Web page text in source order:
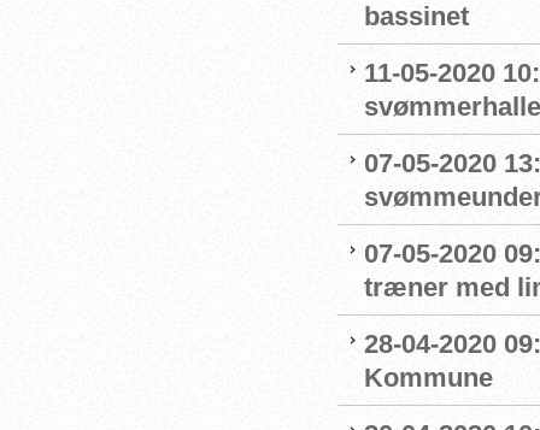
bassinet
11-05-2020
07-05-2020
07-05-2020
træner med
28-04-2020
Kommune